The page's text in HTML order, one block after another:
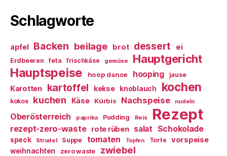
Schlagworte
apfel Backen beilage brot dessert ei
Erdbeeren feta frischkäse gemüse Hauptgericht
Hauptspeise hoop dance hooping jause
Karotten kartoffel kekse knoblauch kochen
kokos kuchen Käse Kürbis Nachspeise nudeln
Oberösterreich paprika Pudding Reis Rezept
rezept-zero-waste rote rüben salat Schokolade
speck Strudel Suppe tomaten Topfen Torte vorspeise
weihnachten zero waste zwiebel